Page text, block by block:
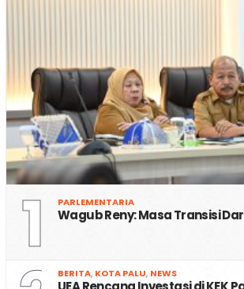
1 PARLEMENTARIA
Wagub Reny: Masa Transisi
BERITA, KOTA PALU, NEWS